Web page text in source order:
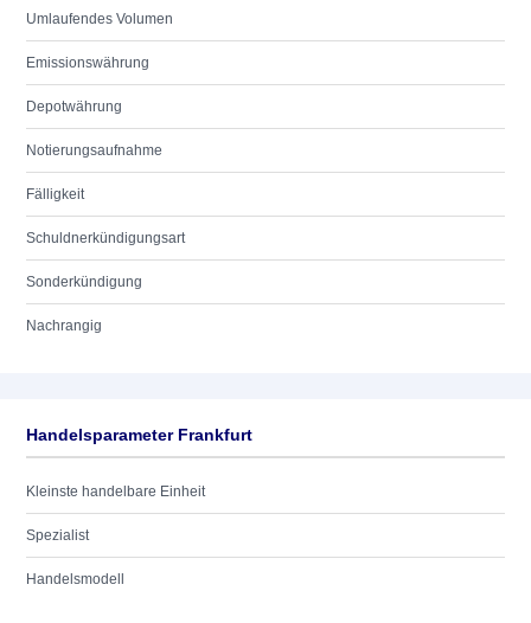
Umlaufendes Volumen
Emissionswährung
Depotwährung
Notierungsaufnahme
Fälligkeit
Schuldnerkündigungsart
Sonderkündigung
Nachrangig
Handelsparameter Frankfurt
Kleinste handelbare Einheit
Spezialist
Handelsmodell